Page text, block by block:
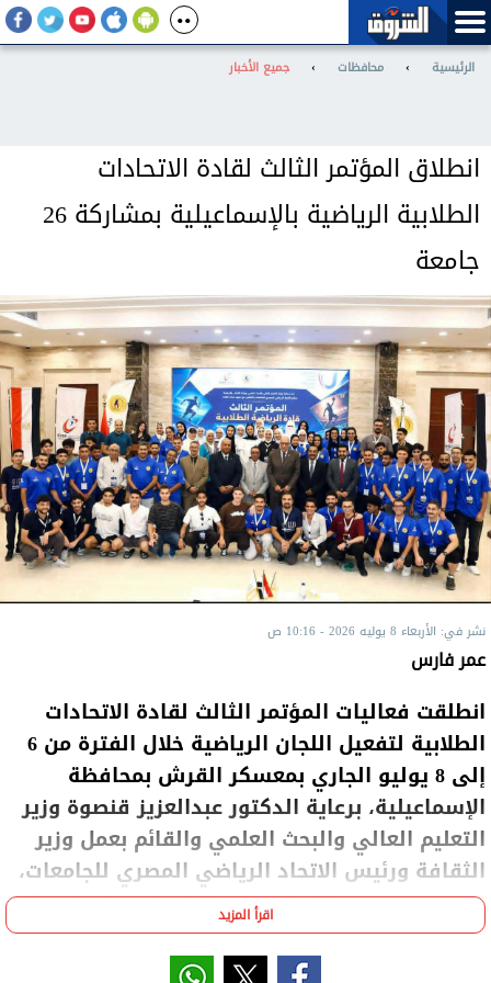
الرئيسية › محافظات › جميع الأخبار
انطلاق المؤتمر الثالث لقادة الاتحادات
الطلابية الرياضية بالإسماعيلية بمشاركة 26
جامعة
نشر في: الأربعاء 8 يوليه 2026 - 10:16 ص
عمر فارس
انطلقت فعاليات المؤتمر الثالث لقادة الاتحادات
الطلابية لتفعيل اللجان الرياضية خلال الفترة من 6
إلى 8 يوليو الجاري بمعسكر القرش بمحافظة
الإسماعيلية، برعاية الدكتور عبدالعزيز قنصوة وزير
التعليم العالي والبحث العلمي والقائم بعمل وزير
الثقافة ورئيس الاتحاد الرياضي المصري للجامعات،
جوهر نبيل وزير الشباب والرياضة، وتحت إشراف كل
من د.كريم همام مستشار وزير التعليم العالي
للأنشطة الطلابية ومدير معهد إعداد القادة،
اقرأ المزيد